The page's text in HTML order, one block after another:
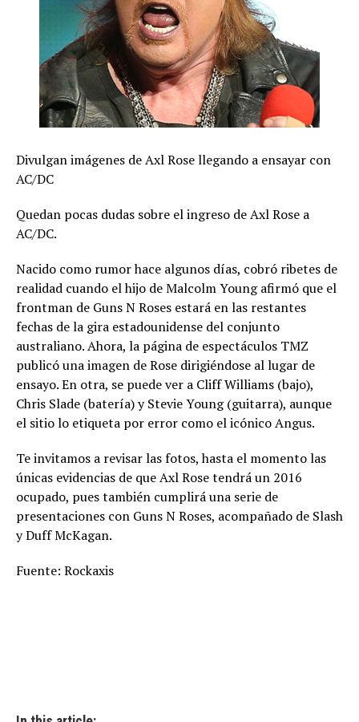
Divulgan imágenes de Axl Rose llegando a ensayar con
AC/DC
Quedan pocas dudas sobre el ingreso de Axl Rose a
AC/DC.
Nacido como rumor hace algunos días, cobró ribetes de
realidad cuando el hijo de Malcolm Young afirmó que el
frontman de Guns N Roses estará en las restantes
fechas de la gira estadounidense del conjunto
australiano. Ahora, la página de espectáculos TMZ
publicó una imagen de Rose dirigiéndose al lugar de
ensayo. En otra, se puede ver a Cliff Williams (bajo),
Chris Slade (batería) y Stevie Young (guitarra), aunque
el sitio lo etiqueta por error como el icónico Angus.
Te invitamos a revisar las fotos, hasta el momento las
únicas evidencias de que Axl Rose tendrá un 2016
ocupado, pues también cumplirá una serie de
presentaciones con Guns N Roses, acompañado de Slash
y Duff McKagan.
Fuente: Rockaxis